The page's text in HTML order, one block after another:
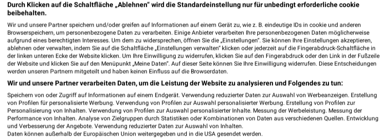
Angebote-Kalender für Kik in Sondershausen und Umgebung
Aug.
03Mo 04Di 05Mi 06 Do 07Fr 08 Sa 09So 10Mo 11Di 12
MEHR PROSPEKTE
Durch Klicken auf die Schaltfläche „Ablehnen“ wird die Standardeinstellung nur für unbedingt erforderliche cookie
beibehalten.
Wir und unsere Partner speichern und/oder greifen auf Informationen auf einem Gerät zu, wie z. B. eindeutige IDs in cookie und anderen
Browserspeichern, um personenbezogene Daten zu verarbeiten. Einige Anbieter verarbeiten Ihre personenbezogenen Daten möglicherweise
aufgrund eines berechtigten Interesses. Um dem zu widersprechen, öffnen Sie die „Einstellungen“. Sie können Ihre Einstellungen akzeptieren,
ablehnen oder verwalten, indem Sie auf die Schaltfläche „Einstellungen verwalten“ klicken oder jederzeit auf die Fingerabdruck-Schaltfläche in
der linken unteren Ecke der Website klicken. Um Ihre Einwilligung zu widerrufen, klicken Sie auf den Fingerabdruck oder den Link in der Fußzeile
der Website und klicken Sie auf den Menüpunkt „Meine Daten“. Auf dieser Seite können Sie Ihre Einwilligung widerrufen. Diese Entscheidungen
werden unseren Partnern mitgeteilt und haben keinen Einfluss auf die Browserdaten.
Wir und unsere Partner verarbeiten Daten, um die Leistung der Website zu analysieren und Folgendes zu tun:
Speichern von oder Zugriff auf Informationen auf einem Endgerät. Verwendung reduzierter Daten zur Auswahl von Werbeanzeigen. Erstellung
von Profilen für personalisierte Werbung. Verwendung von Profilen zur Auswahl personalisierter Werbung. Erstellung von Profilen zur
Personalisierung von Inhalten. Verwendung von Profilen zur Auswahl personalisierter Inhalte. Messung der Werbeleistung. Messung der
Performance von Inhalten. Analyse von Zielgruppen durch Statistiken oder Kombinationen von Daten aus verschiedenen Quellen. Entwicklung
und Verbesserung der Angebote. Verwendung reduzierter Daten zur Auswahl von Inhalten.
Daten können außerhalb der Europäischen Union weitergegeben und in die USA gesendet werden.